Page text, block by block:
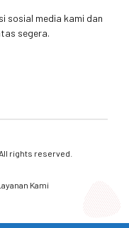
sosial media kami dan
segera.
rights reserved.
Kami